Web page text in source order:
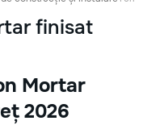
finisat
Mortar
2026